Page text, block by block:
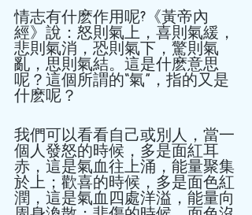
情志有什麽作用呢?《黃帝內
經》說：怒則氣上，喜則氣緩，
悲則氣消，恐則氣下，驚則氣
亂，思則氣結。這是什麽意思
呢？這個所謂的“氣”，指的又是
什麽呢？
我們可以看看自己或別人，當一
個人發怒的時候，多是面紅耳
赤，這是氣血往上涌，能量聚集
於上；歡喜的時候，多是面色紅
潤，這是氣血四處洋溢，能量向